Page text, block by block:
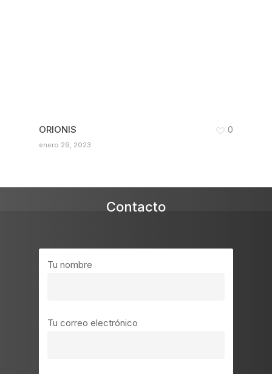
ORIONIS
enero 29, 2023
0
Contacto
Tu nombre
Tu correo electrónico